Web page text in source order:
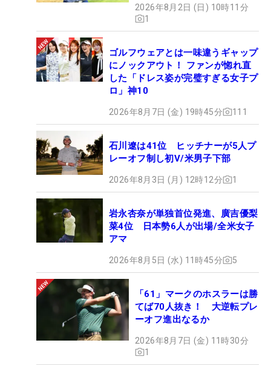
2026年8月2日 (日) 10時11分
1
ゴルフウェアとは一味違うギャップ
にノックアウト！ ファンが惚れ直
した「ドレス姿が完璧すぎる女子プ
ロ」神10
2026年8月7日 (金) 19時45分 111
石川遼は41位 ヒッチナーが5人プ
レーオフ制し初V/米男子下部
2026年8月3日 (月) 12時12分 1
岩永杏奈が単独首位発進、廣吉優梨
菜4位 日本勢6人が出場/全米女子
アマ
2026年8月5日 (水) 11時45分 5
「61」マークのホスラーは勝
てば70人抜き！ 大逆転プレ
ーオフ進出なるか
2026年8月7日 (金) 11時30分
1